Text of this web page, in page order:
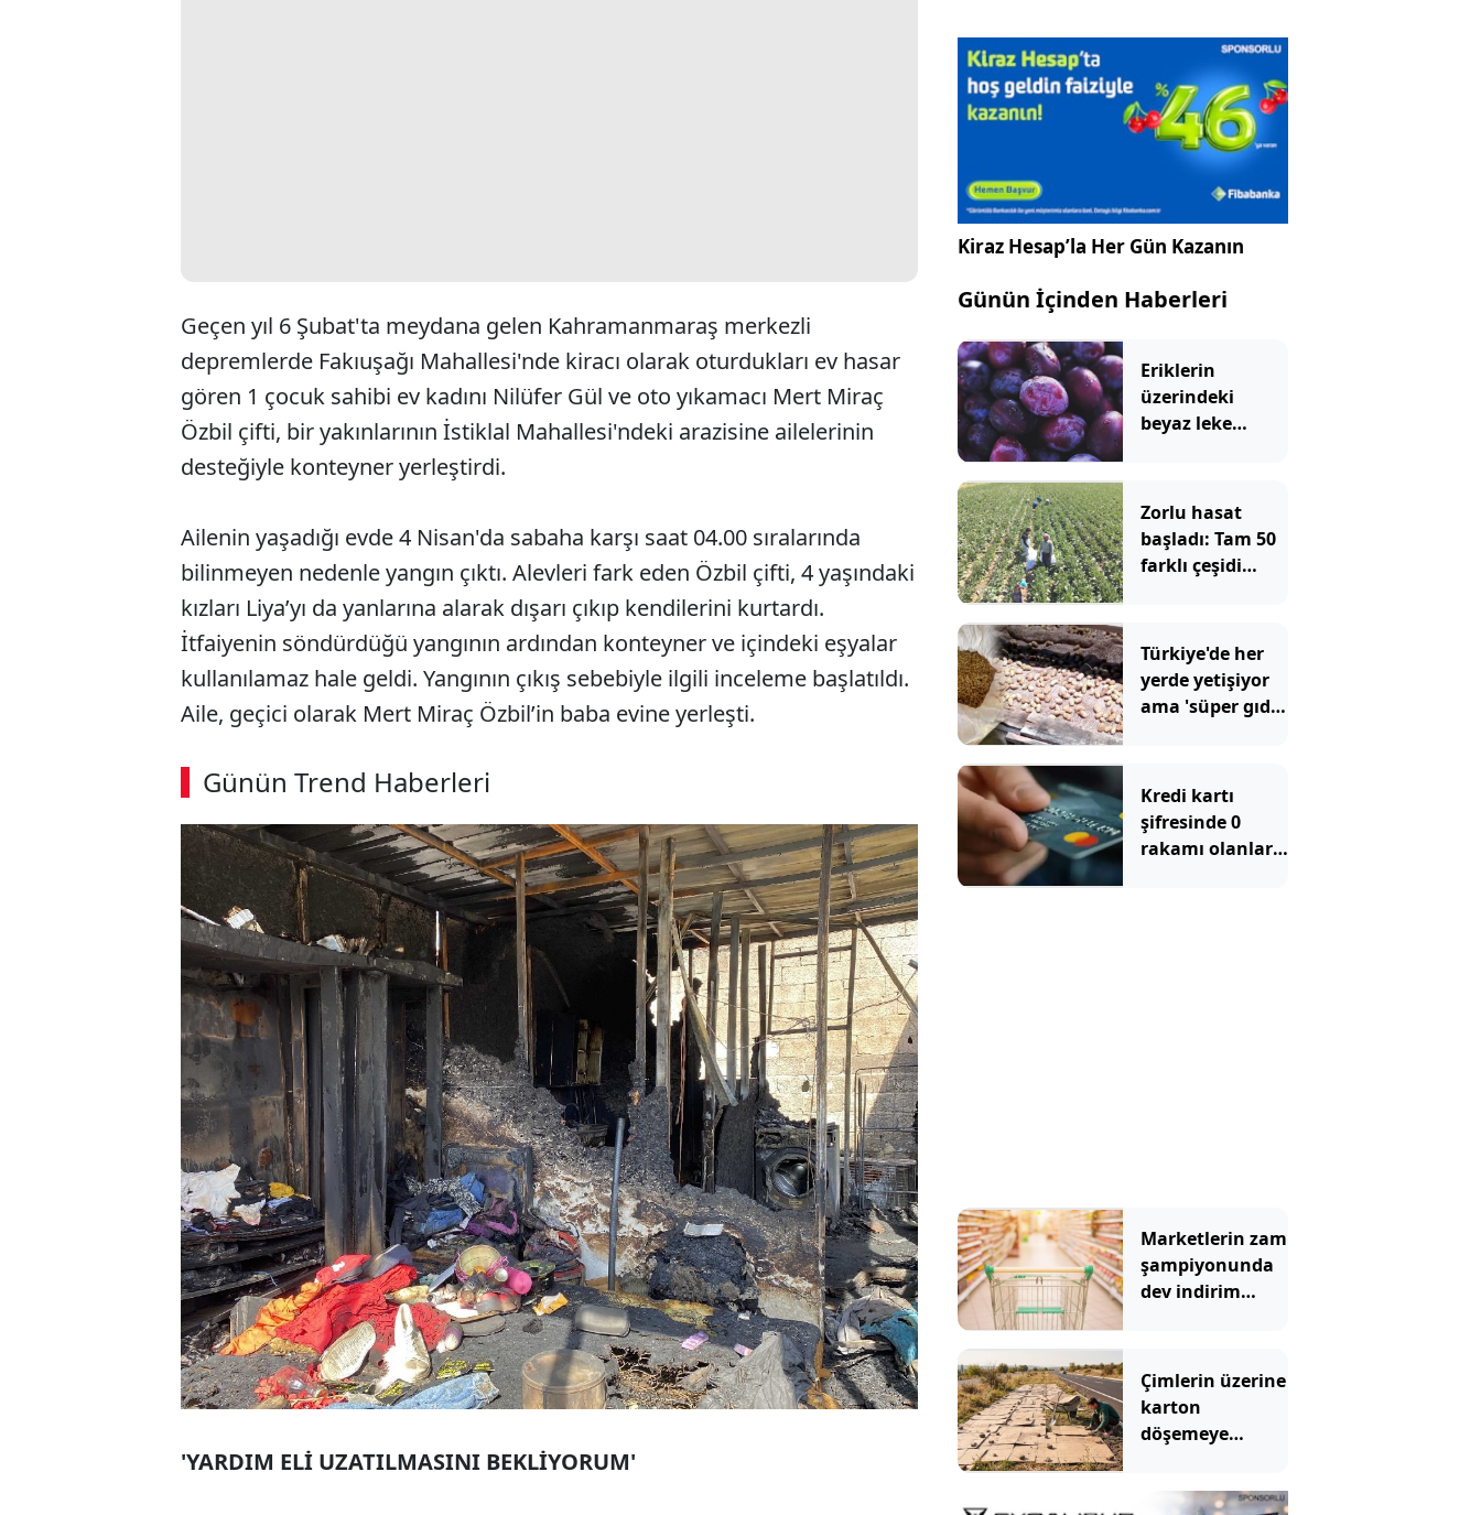
Geçen yıl 6 Şubat'ta meydana gelen Kahramanmaraş merkezli
depremlerde Fakıuşağı Mahallesi'nde kiracı olarak oturdukları ev hasar
gören 1 çocuk sahibi ev kadını Nilüfer Gül ve oto yıkamacı Mert Miraç
Özbil çifti, bir yakınlarının İstiklal Mahallesi'ndeki arazisine ailelerinin
desteğiyle konteyner yerleştirdi.
Ailenin yaşadığı evde 4 Nisan'da sabaha karşı saat 04.00 sıralarında
bilinmeyen nedenle yangın çıktı. Alevleri fark eden Özbil çifti, 4 yaşındaki
kızları Liya’yı da yanlarına alarak dışarı çıkıp kendilerini kurtardı.
İtfaiyenin söndürdüğü yangının ardından konteyner ve içindeki eşyalar
kullanılamaz hale geldi. Yangının çıkış sebebiyle ilgili inceleme başlatıldı.
Aile, geçici olarak Mert Miraç Özbil’in baba evine yerleşti.
Günün Trend Haberleri
00:02 / 08:43
Sesi Aç
'YARDIM ELİ UZATILMASINI BEKLİYORUM'
Kiraz Hesap’la Her Gün Kazanın
Günün İçinden Haberleri
Eriklerin
üzerindeki
beyaz leke
geliyormuş
Zorlu hasat
başladı: Tam 50
farklı çeşidi
toplanıyor
Türkiye'de her
yerde yetişiyor
ama 'süper gıda'
Kredi kartı
şifresinde 0
rakamı olanlara
Marketlerin zam
şampiyonunda
dev indirim
çıkıyor
Çimlerin üzerine
karton
döşemeye